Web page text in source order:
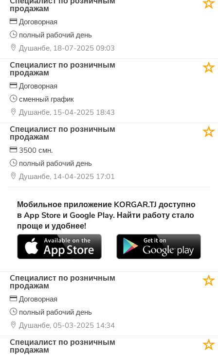
продажам
Договорная
полный рабочий день
Душанбе, 18-07-2025 09:03
Cпециалист по розничным
продажам
Договорная
сменный график
Душанбе, 15-04-2025 18:43
Cпециалист по розничным
продажам
3500 смн.
полный рабочий день
Душанбе, 14-04-2025 17:01
Мобильное приложение KORGAR.TJ доступно
в App Store и Google Play. Найти работу стало
проще и удобнее!
Cпециалист по розничным
продажам
Договорная
полный рабочий день
Душанбе, 05-03-2025 14:34
Cпециалист по розничным
продажам